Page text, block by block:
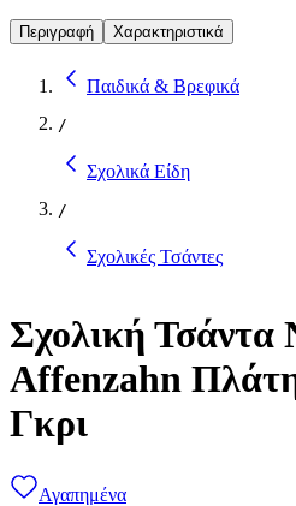
Περιγραφή Χαρακτηριστικά
Παιδικά & Βρεφικά
/
Σχολικά Είδη
/
Σχολικές Τσάντες
Σχολική Τσάντα
Affenzahn
Γκρι
Αγαπημένα